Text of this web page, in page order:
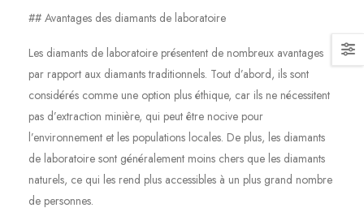
## Avantages des diamants de laboratoire
Les diamants de laboratoire présentent de nombreux avantages
par rapport aux diamants traditionnels. Tout d’abord, ils sont
considérés comme une option plus éthique, car ils ne nécessitent
pas d’extraction minière, qui peut être nocive pour
l’environnement et les populations locales. De plus, les diamants
de laboratoire sont généralement moins chers que les diamants
naturels, ce qui les rend plus accessibles à un plus grand nombre
de personnes.